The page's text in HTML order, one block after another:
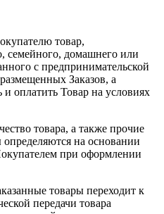
товар,
семейного, домашнего или
с предпринимательской
Заказов, а
и оплатить Товар на условиях
товара, а также прочие
на основании
при оформлении
товары переходит к
передачи товара